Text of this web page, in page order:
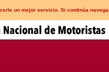
un mejor servicio. Si continúa